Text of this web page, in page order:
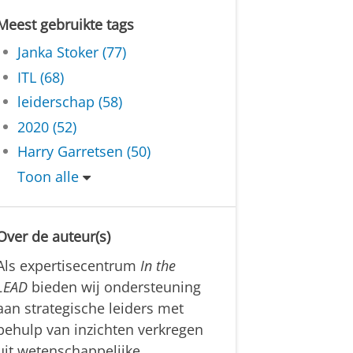
gebruikte tags
Janka Stoker (77)
ITL (68)
leiderschap (58)
2020 (52)
Harry Garretsen (50)
Toon alle
de auteur(s)
expertisecentrumIn the
bieden wij ondersteuning
strategische leiders met
van inzichten verkregen